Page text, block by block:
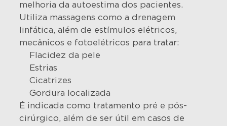
melhoria da autoestima dos pacientes.
Utiliza massagens como a drenagem
linfática, além de estímulos elétricos,
mecânicos e fotoelétricos para tratar:
Flacidez da pele
Estrias
Cicatrizes
Gordura localizada
É indicada como tratamento pré e pós-
cirúrgico, além de ser útil em casos de